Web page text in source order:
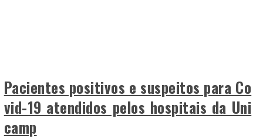
Pacientes positivos e suspeitos para Co
vid-19 atendidos pelos hospitais da Uni
camp